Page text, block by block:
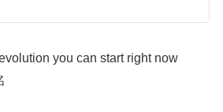
you can start right now